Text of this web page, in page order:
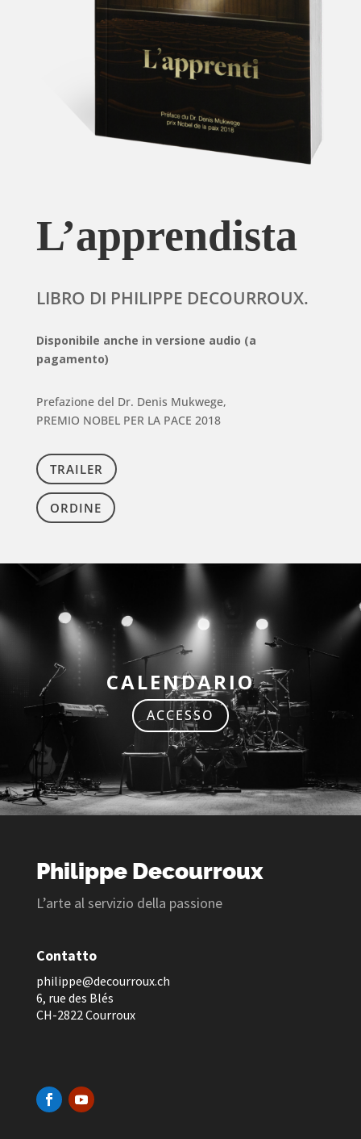
L’apprendista
LIBRO DI PHILIPPE DECOURROUX.
Disponibile anche in versione audio (a
pagamento)
Prefazione del Dr. Denis Mukwege,
PREMIO NOBEL PER LA PACE 2018
TRAILER
ORDINE
CALENDARIO
ACCESSO
Philippe Decourroux
L’arte al servizio della passione
Contatto
philippe@decourroux.ch
6, rue des Blés
CH-2822 Courroux